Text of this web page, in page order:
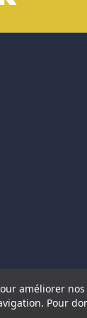
améliorer
Pour